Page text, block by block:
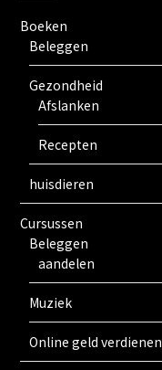
Boeken
Beleggen
Gezondheid
Afslanken
Recepten
huisdieren
Cursussen
Beleggen
aandelen
Muziek
Online geld verdienen